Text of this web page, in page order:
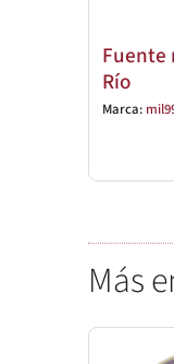
Fuente
Río
Marca:
Más